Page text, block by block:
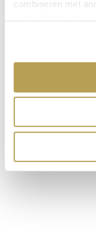
combineren met
Hotel-